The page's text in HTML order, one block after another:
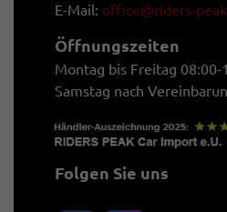
E-Mail: office@riders-
Öffnungszeiten
Montag bis Freitag 08:00-
Samstag nach
Folgen Sie uns